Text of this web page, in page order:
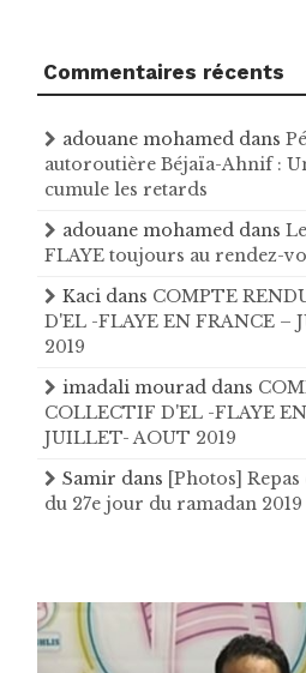
Commentaires récents
adouane mohamed dans
autoroutière Béjaïa-Ahnif :
cumule les retards
adouane mohamed dans
FLAYE toujours au rendez-
Kaci dans COMPTE
D'EL -FLAYE EN FRANCE –
2019
imadali mourad dans
COLLECTIF D'EL -FLAYE
JUILLET- AOUT 2019
Samir dans [Photos]
du 27e jour du ramadan